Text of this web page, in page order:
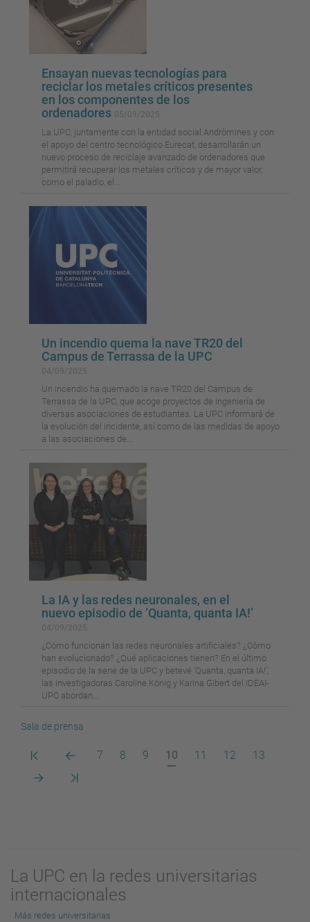
Ensayan nuevas tecnologías para
reciclar los metales críticos presentes
en los componentes de los
ordenadores
La UPC, juntamente con la entidad social Andròmines y con
el apoyo del centro tecnológico Eurecat, desarrollarán un
nuevo proceso de reciclaje avanzado de ordenadores que
permitirá recuperar los metales críticos y de mayor valor,
como el paladio, el...
Un incendio quema la nave TR20 del
Campus de Terrassa de la UPC
Un incendio ha quemado la nave TR20 del Campus de
Terrassa de la UPC, que acoge proyectos de ingeniería de
diversas asociaciones de estudiantes. La UPC informará de
la evolución del incidente, así como de las medidas de apoyo
a las asociaciones de...
La IA y las redes neuronales, en el
nuevo episodio de ‘Quanta, quanta IA!’
¿Cómo funcionan las redes neuronales artificiales? ¿Cómo
han evolucionado? ¿Qué aplicaciones tienen? En el último
episodio de la serie de la UPC y betevé 'Quanta, quanta IA!',
las investigadoras Caroline König y Karina Gibert del IDEAI-
UPC abordan...
Sala de prensa
Primera
Pàgina
Pàgina
7 Pàgina
8 Pàgina
9
Pàgina
actual
10 Pàgina
11 Pàgina
12 Pàgina
13
Pàgina
Darrera
La UPC en la redes universitarias
internacionales
Más redes universitarias